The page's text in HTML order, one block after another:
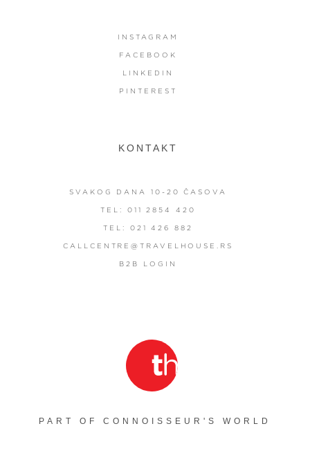
INSTAGRAM
FACEBOOK
LINKEDIN
PINTEREST
KONTAKT
SVAKOG DANA 10-20 ČASOVA
TEL: 011 2854 420
TEL: 021 426 882
CALLCENTRE@TRAVELHOUSE.RS
B2B LOGIN
PART OF CONNOISSEUR'S WORLD